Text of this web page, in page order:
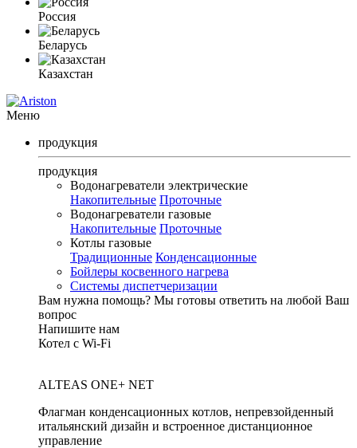
Россия
Беларусь
Казахстан
Меню
продукция
продукция
Водонагреватели электрические
Накопительные Проточные
Водонагреватели газовые
Накопительные Проточные
Котлы газовые
Традиционные Конденсационные
Бойлеры косвенного нагрева
Системы диспетчеризации
Вам нужна помощь? Мы готовы ответить на любой Ваш
вопрос
Напишите нам
Котел с Wi-Fi
ALTEAS ONE+ NET
Флагман конденсационных котлов, непревзойденный
итальянский дизайн и встроенное дистанционное
управление